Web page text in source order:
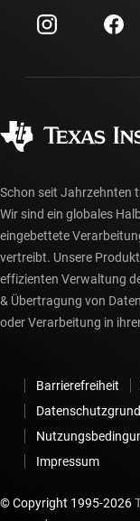
myTI-Konto FAQs
Häufig gestellte
Schon seit Jahrzehnten
Wir sind ein globales
eingebettete
vertreibt. Unsere
effizienten Verwaltung
& Übertragung von
oder Verarbeitung in
Barrierefreiheit
Impressum
© Copyright 1995-2026